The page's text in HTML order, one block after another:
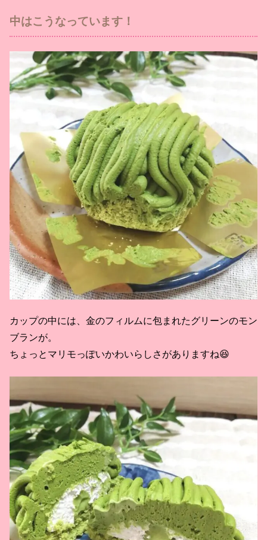
中はこうなっています！
カップの中には、金のフィルムに包まれたグリーンのモン
ブランが。
ちょっとマリモっぽいかわいらしさがありますね😆